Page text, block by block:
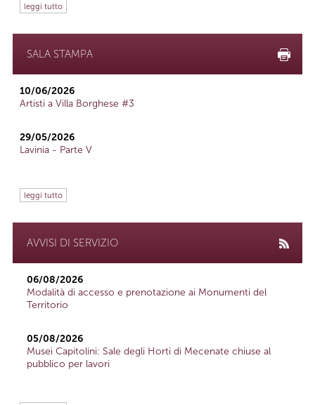
leggi tutto
SALA STAMPA
10/06/2026
Artisti a Villa Borghese #3
29/05/2026
Lavinia - Parte V
leggi tutto
AVVISI DI SERVIZIO
06/08/2026
Modalità di accesso e prenotazione ai Monumenti del
Territorio
05/08/2026
Musei Capitolini: Sale degli Horti di Mecenate chiuse al
pubblico per lavori